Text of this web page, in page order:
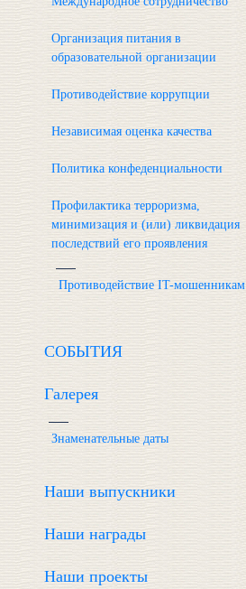
Организация питания в
образовательной организации
Противодействие коррупции
Независимая оценка качества
Политика конфеденциальности
Профилактика терроризма,
минимизация и (или) ликвидация
последствий его проявления
Противодействие IT-мошенникам
СОБЫТИЯ
Галерея
Знаменательные даты
Наши выпускники
Наши награды
Наши проекты